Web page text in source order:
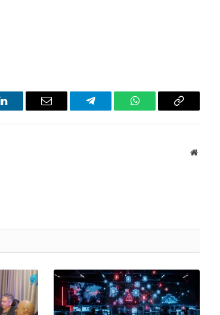
LinkedIn Email Telegram WhatsAppCopiar
Website